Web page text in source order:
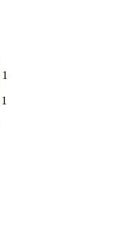
1
1